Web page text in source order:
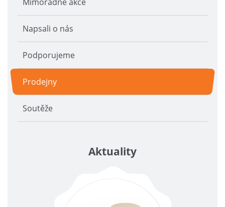
Napsali o nás
Podporujeme
Prodejny
Soutěže
Aktuality